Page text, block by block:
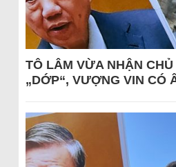
TÔ LÂM VỪA NHẬN
„DỚP“, VƯỢNG VIN CÓ